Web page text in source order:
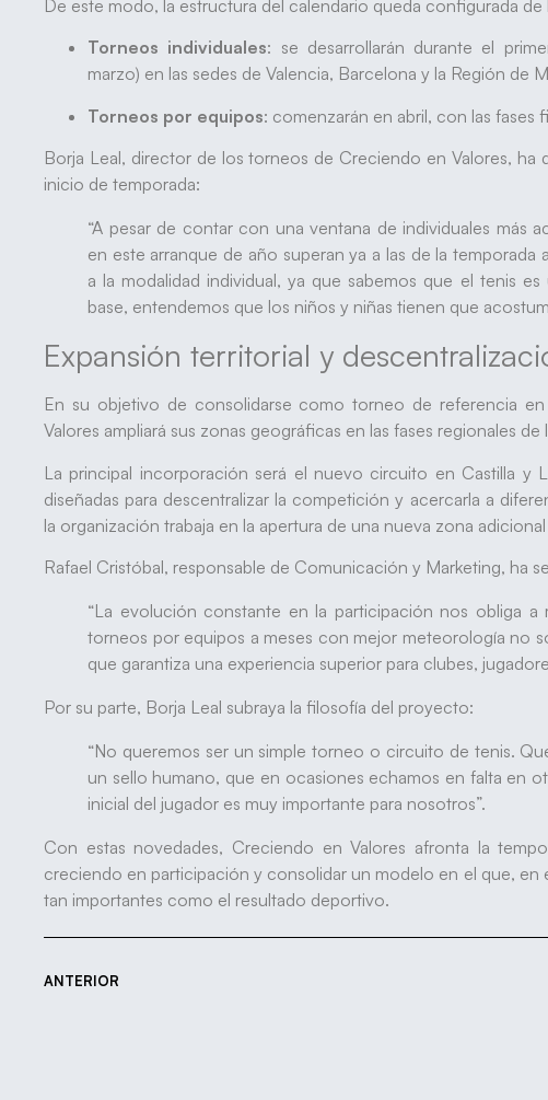
De este modo, la estructura del calendario queda configurada de
Torneos individuales: se desarrollarán durante el
marzo) en las sedes de Valencia, Barcelona y la Región de
Torneos por equipos: comenzarán en abril, con las fases
Borja Leal, director de los torneos de Creciendo en Valores, ha
inicio de temporada:
“A pesar de contar con una ventana de individuales más
en este arranque de año superan ya a las de la temporada
a la modalidad individual, ya que sabemos que el tenis
base, entendemos que los niños y niñas tienen que
Expansión territorial y
En su objetivo de consolidarse como torneo de referencia
Valores ampliará sus zonas geográficas en las fases regionales
La principal incorporación será el nuevo circuito en Castilla y
diseñadas para descentralizar la competición y acercarla a
la organización trabaja en la apertura de una nueva zona
Rafael Cristóbal, responsable de Comunicación y Marketing, ha
“La evolución constante en la participación nos obliga
torneos por equipos a meses con mejor meteorología no
que garantiza una experiencia superior para clubes,
Por su parte, Borja Leal subraya la filosofía del proyecto:
“No queremos ser un simple torneo o circuito de tenis.
un sello humano, que en ocasiones echamos en falta en
inicial del jugador es muy importante para nosotros”.
Con estas novedades, Creciendo en Valores afronta la
creciendo en participación y consolidar un modelo en el que, en
tan importantes como el resultado deportivo.
ANTERIOR